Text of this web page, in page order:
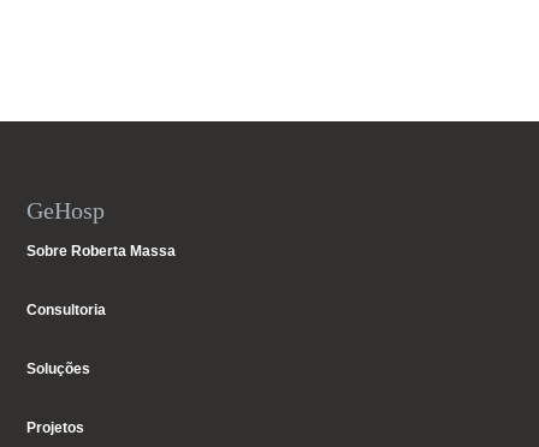
GeHosp
Sobre Roberta Massa
Consultoria
Soluções
Projetos